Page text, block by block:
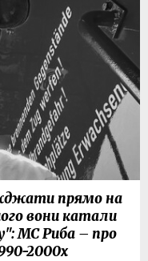
прямо на
вони катали
МС Риба – про
2000х